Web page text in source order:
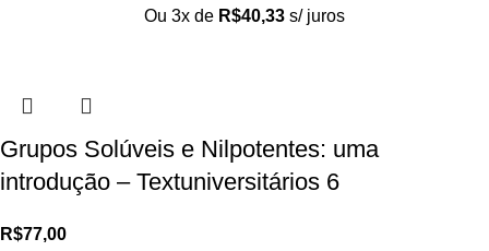
Ou 3x de R$40,33 s/ juros
Grupos Solúveis e Nilpotentes: uma
introdução – Textuniversitários 6
R$77,00